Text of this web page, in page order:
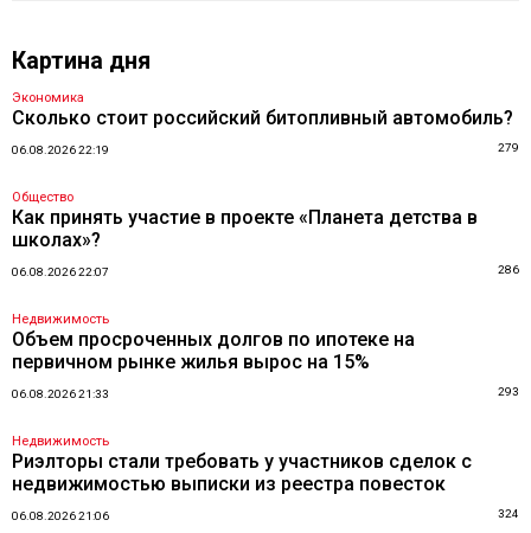
Картина дня
Экономика
Сколько стоит российский битопливный автомобиль?
06.08.2026 22:19 279
Общество
Как принять участие в проекте «Планета детства в
школах»?
06.08.2026 22:07 286
Недвижимость
Объем просроченных долгов по ипотеке на
первичном рынке жилья вырос на 15%
06.08.2026 21:33 293
Недвижимость
Риэлторы стали требовать у участников сделок с
недвижимостью выписки из реестра повесток
06.08.2026 21:06 324